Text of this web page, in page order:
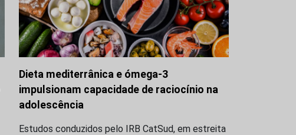
Dieta mediterrânica e ómega-3
impulsionam capacidade de raciocínio na
adolescência
Estudos conduzidos pelo IRB CatSud, em estreita